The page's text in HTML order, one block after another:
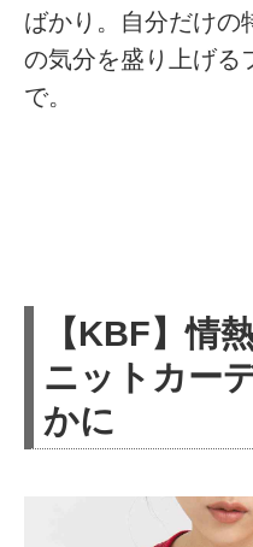
ばかり。自分だけの
の気分を盛り上げる
で。
【KBF】情
ニットカー
かに